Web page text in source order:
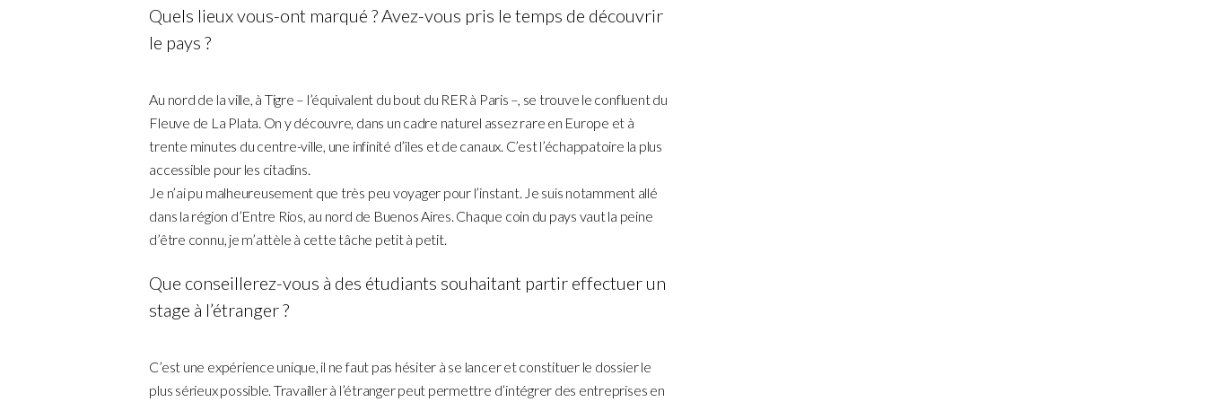
Quels lieux vous-ont marqué ? Avez-vous pris le temps de découvrir
le pays ?
Au nord de la ville, à Tigre – l’équivalent du bout du RER à Paris –, se trouve le confluent du
Fleuve de La Plata. On y découvre, dans un cadre naturel assez rare en Europe et à
trente minutes du centre-ville, une infinité d’îles et de canaux. C’est l’échappatoire la plus
accessible pour les citadins.
Je n’ai pu malheureusement que très peu voyager pour l’instant. Je suis notamment allé
dans la région d’Entre Rios, au nord de Buenos Aires. Chaque coin du pays vaut la peine
d’être connu, je m’attèle à cette tâche petit à petit.
Que conseillerez-vous à des étudiants souhaitant partir effectuer un
stage à l’étranger ?
C’est une expérience unique, il ne faut pas hésiter à se lancer et constituer le dossier le
plus sérieux possible. Travailler à l’étranger peut permettre d’intégrer des entreprises en